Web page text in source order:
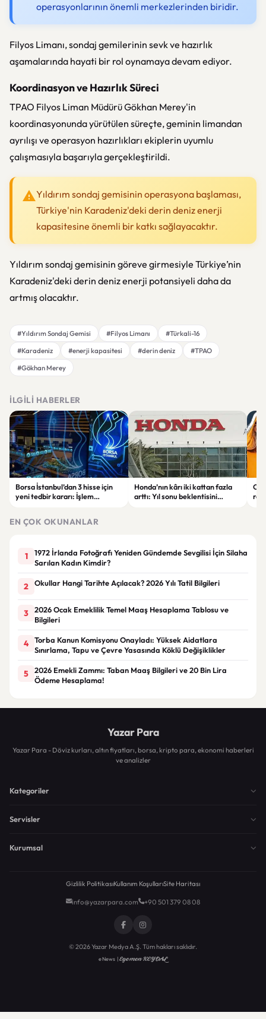
operasyonlarının önemli merkezlerinden biridir.
Filyos Limanı, sondaj gemilerinin sevk ve hazırlık
aşamalarında hayati bir rol oynamaya devam ediyor.
Koordinasyon ve Hazırlık Süreci
TPAO Filyos Liman Müdürü Gökhan Merey'in
koordinasyonunda yürütülen süreçte, geminin limandan
ayrılışı ve operasyon hazırlıkları ekiplerin uyumlu
çalışmasıyla başarıyla gerçekleştirildi.
Yıldırım sondaj gemisinin operasyona başlaması,
Türkiye'nin Karadeniz'deki derin deniz enerji
kapasitesine önemli bir katkı sağlayacaktır.
Yıldırım sondaj gemisinin göreve girmesiyle Türkiye’nin
Karadeniz'deki derin deniz enerji potansiyeli daha da
artmış olacaktır.
#Yıldırım Sondaj Gemisi #Filyos Limanı
#Türkali-16
#Karadeniz
#enerji kapasitesi #derin deniz
#TPAO
#Gökhan Merey
İLGILI HABERLER
Borsa İstanbul’dan 3 hisse için
yeni tedbir kararı: İşlem
Honda’nın kârı iki kattan fazla
arttı: Yıl sonu beklentisini
EN ÇOK OKUNANLAR
1
1972 İrlanda Fotoğrafı Yeniden Gündemde Sevgilisi İçin Silaha
Sarılan Kadın Kimdir?
2 Okullar Hangi Tarihte Açılacak? 2026 Yılı Tatil Bilgileri
3
2026 Ocak Emeklilik Temel Maaş Hesaplama Tablosu ve
Bilgileri
4
Torba Kanun Komisyonu Onayladı: Yüksek Aidatlara
Sınırlama, Tapu ve Çevre Yasasında Köklü Değişiklikler
5
2026 Emekli Zammı: Taban Maaş Bilgileri ve 20 Bin Lira
Ödeme Hesaplama!
Yazar Para
Yazar Para - Döviz kurları, altın fiyatları, borsa, kripto para, ekonomi haberleri
ve analizler
Kategoriler
Servisler
Kurumsal
Gizlilik PolitikasıKullanım KoşullarıSite Haritası
info@yazarpara.com +90 501 379 08 08
© 2026 Yazar Medya A.Ş. Tüm hakları saklıdır.
eNews |Egemen KEYDAL